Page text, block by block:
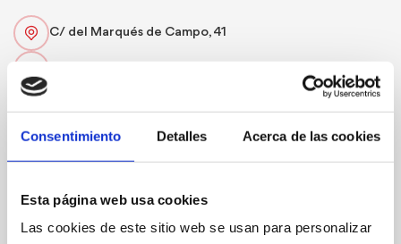
Consentimiento Detalles Acerca de las cookies
Esta página web usa cookies
Las cookies de este sitio web se usan para personalizar
C/ del Marqués de Campo, 41
Web